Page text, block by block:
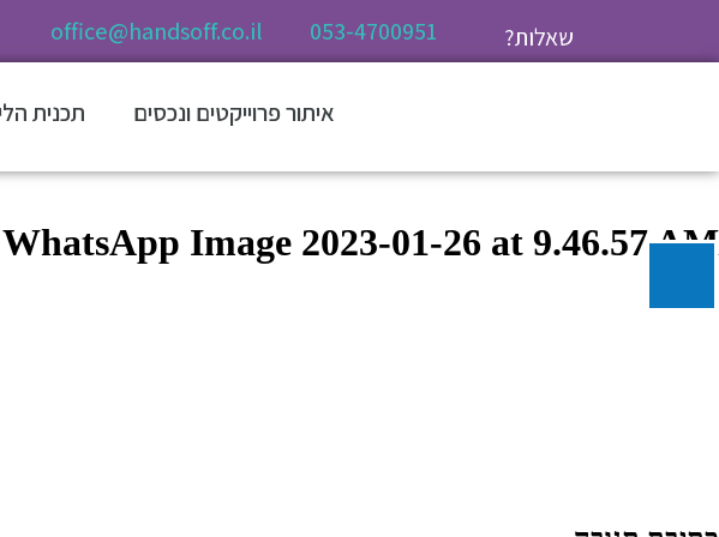
שאלות? 053-4700951
office@handsoff.co.il
איתור פרוייקטים ונכסים תכנית
WhatsApp Image 2023-01-26 at 9.46.57 AM